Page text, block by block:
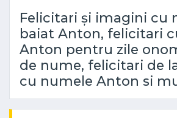
Felicitari și imagini cu
baiat Anton, felicitari
Anton pentru zile
de nume, felicitari de
cu numele Anton si